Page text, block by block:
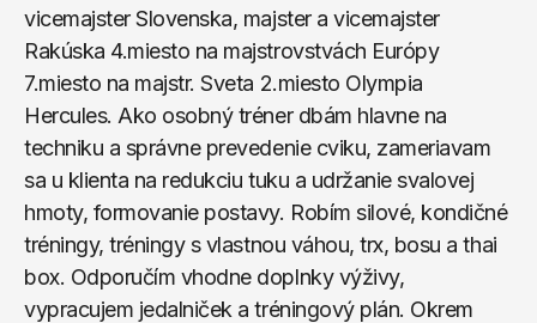
vicemajster Slovenska, majster a vicemajster
Rakúska 4.miesto na majstrovstvách Európy
7.miesto na majstr. Sveta 2.miesto Olympia
Hercules. Ako osobný tréner dbám hlavne na
techniku a správne prevedenie cviku, zameriavam
sa u klienta na redukciu tuku a udržanie svalovej
hmoty, formovanie postavy. Robím silové, kondičné
tréningy, tréningy s vlastnou váhou, trx, bosu a thai
box. Odporučím vhodne doplnky výživy,
vypracujem jedalniček a tréningový plán. Okrem